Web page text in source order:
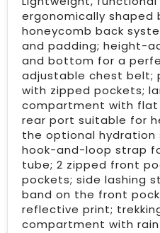
ergonomically shaped
honeycomb back
and padding; height-
and bottom for a
adjustable chest belt;
with zipped pockets;
compartment with flat
rear port suitable for
the optional hydration
hook-and-loop strap
tube; 2 zipped front
pockets; side lashing
band on the front
reflective print;
compartment with